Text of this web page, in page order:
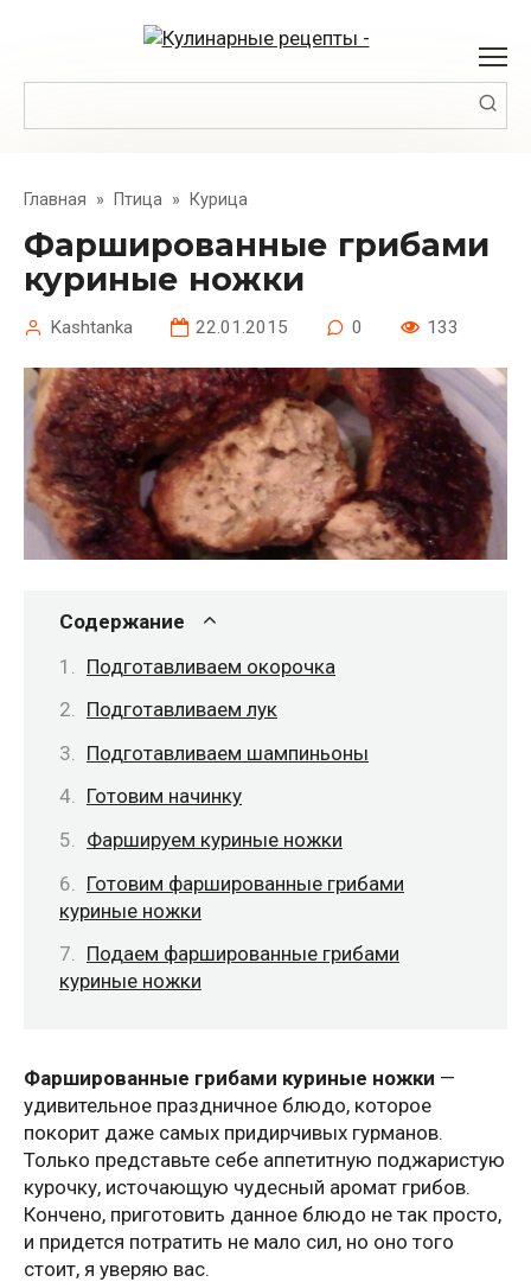
Главная » Птица » Курица
Фаршированные грибами
куриные ножки
Kashtanka 22.01.2015 0 133
Содержание
Подготавливаем окорочка
Подготавливаем лук
Подготавливаем шампиньоны
Готовим начинку
Фаршируем куриные ножки
Готовим фаршированные грибами
куриные ножки
Подаем фаршированные грибами
куриные ножки
Фаршированные грибами куриные ножки —
удивительное праздничное блюдо, которое
покорит даже самых придирчивых гурманов.
Только представьте себе аппетитную поджаристую
курочку, источающую чудесный аромат грибов.
Кончено, приготовить данное блюдо не так просто,
и придется потратить не мало сил, но оно того
стоит, я уверяю вас.